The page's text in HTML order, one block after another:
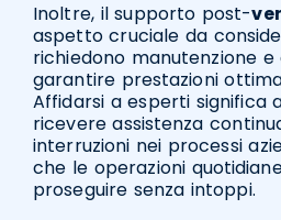
Inoltre, il supporto post-
aspetto cruciale da
richiedono manutenzione
garantire prestazioni
Affidarsi a esperti significa
ricevere assistenza
interruzioni nei processi
che le operazioni
proseguire senza intoppi.